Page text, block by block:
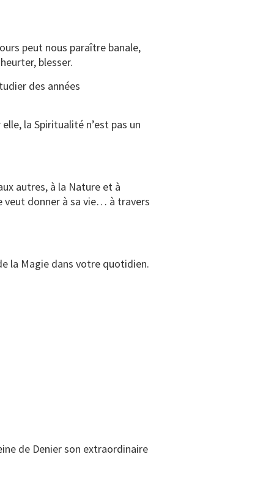
peut nous paraître banale,
blesser.
des années
la Spiritualité n’est pas un
autres, à la Nature et à
veut donner à sa vie… à travers
la Magie dans votre quotidien.
de Denier son extraordinaire